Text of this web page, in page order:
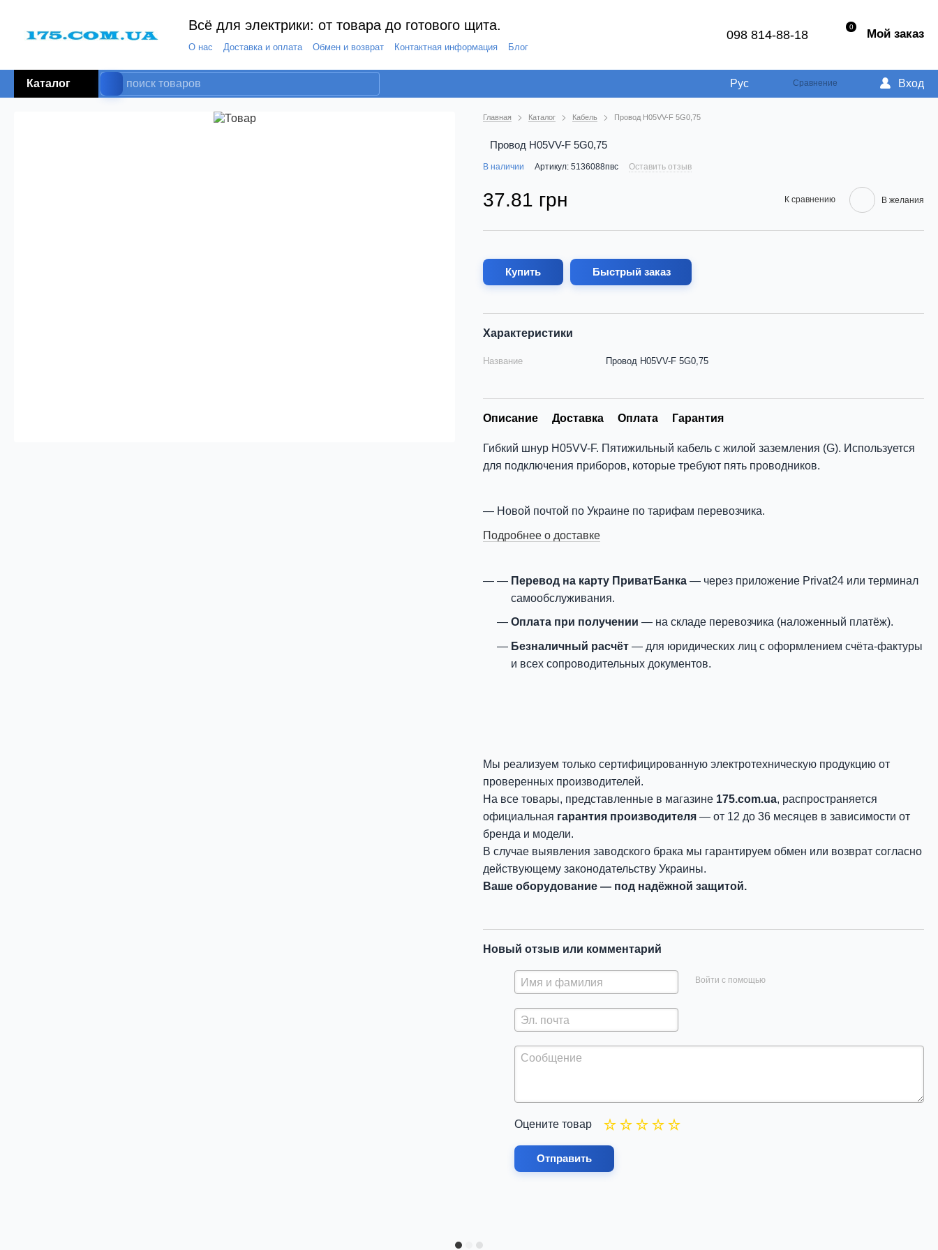
Всё для электрики: от товара до готового щита.
О нас Доставка и оплата Обмен и возврат Контактная информация Блог
098 814-88-18
0 Мой заказ
Каталог Рус Сравнение Вход
Главная Каталог Кабель Провод H05VV-F 5G0,75
Провод H05VV-F 5G0,75
В наличии Артикул: 5136088пвс Оставить отзыв
37.81 грн К сравнению В желания
Купить Быстрый заказ
Характеристики
Название Провод H05VV-F 5G0,75
Описание Доставка Оплата Гарантия
Гибкий шнур H05VV-F. Пятижильный кабель с жилой заземления (G). Используется
для подключения приборов, которые требуют пять проводников.
Новой почтой по Украине по тарифам перевозчика.
Подробнее о доставке
Перевод на карту ПриватБанка — через приложение Privat24 или терминал
самообслуживания.
Оплата при получении — на складе перевозчика (наложенный платёж).
Безналичный расчёт — для юридических лиц с оформлением счёта-фактуры
и всех сопроводительных документов.
Мы реализуем только сертифицированную электротехническую продукцию от
проверенных производителей.
На все товары, представленные в магазине 175.com.ua, распространяется
официальная гарантия производителя — от 12 до 36 месяцев в зависимости от
бренда и модели.
В случае выявления заводского брака мы гарантируем обмен или возврат согласно
действующему законодательству Украины.
Ваше оборудование — под надёжной защитой.
Новый отзыв или комментарий
Войти с помощью
Оцените товар
Отправить